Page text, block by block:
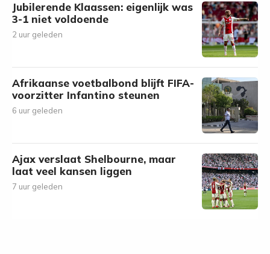
Jubilerende Klaassen: eigenlijk was
3-1 niet voldoende
2 uur geleden
Afrikaanse voetbalbond blijft FIFA-
voorzitter Infantino steunen
6 uur geleden
Ajax verslaat Shelbourne, maar
laat veel kansen liggen
7 uur geleden